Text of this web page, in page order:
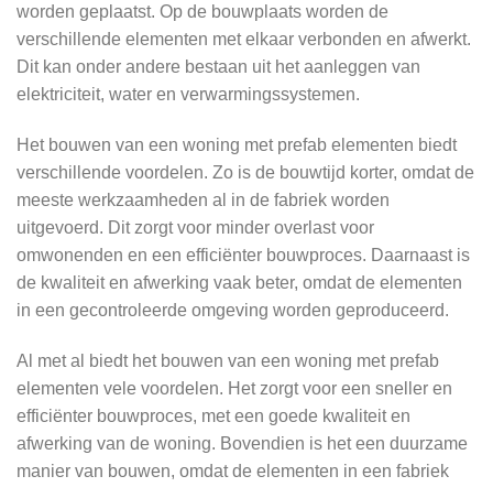
worden geplaatst. Op de bouwplaats worden de
verschillende elementen met elkaar verbonden en afwerkt.
Dit kan onder andere bestaan uit het aanleggen van
elektriciteit, water en verwarmingssystemen.
Het bouwen van een woning met prefab elementen biedt
verschillende voordelen. Zo is de bouwtijd korter, omdat de
meeste werkzaamheden al in de fabriek worden
uitgevoerd. Dit zorgt voor minder overlast voor
omwonenden en een efficiënter bouwproces. Daarnaast is
de kwaliteit en afwerking vaak beter, omdat de elementen
in een gecontroleerde omgeving worden geproduceerd.
Al met al biedt het bouwen van een woning met prefab
elementen vele voordelen. Het zorgt voor een sneller en
efficiënter bouwproces, met een goede kwaliteit en
afwerking van de woning. Bovendien is het een duurzame
manier van bouwen, omdat de elementen in een fabriek